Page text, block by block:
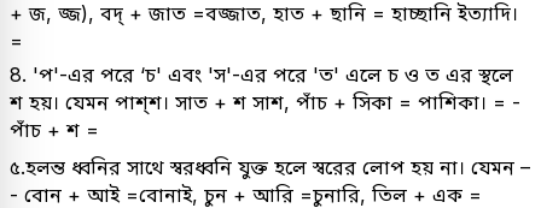
+ জ, জ্জ), বদ্ + জাত =বজ্জাত, হাত + ছানি = হাচ্ছানি ইত্যাদি।
=
8. 'প'-এর পরে ‘চ' এবং 'স'-এর পরে 'ত' এলে চ ও ত এর স্থলে
শ হয়। যেমন পাশ্শ। সাত + শ সাশ, পাঁচ + সিকা = পাশিকা। = -
পাঁচ + শ =
৫.হলন্ত ধ্বনির সাথে স্বরধ্বনি যুক্ত হলে স্বরের লোপ হয় না। যেমন –
- বোন + আই =বোনাই, চুন + আরি =চুনারি, তিল + এক =